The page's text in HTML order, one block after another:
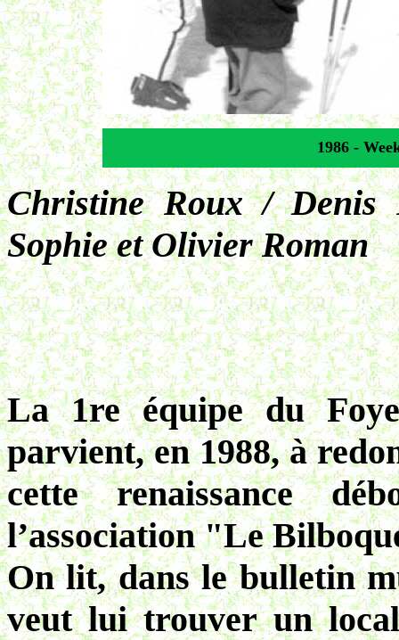
1986 -
Christine Roux / Denis
Sophie et Olivier Roman
La 1re équipe du
parvient, en 1988, à
cette renaissance
l’association "Le
On lit, dans le bulletin
veut lui trouver un